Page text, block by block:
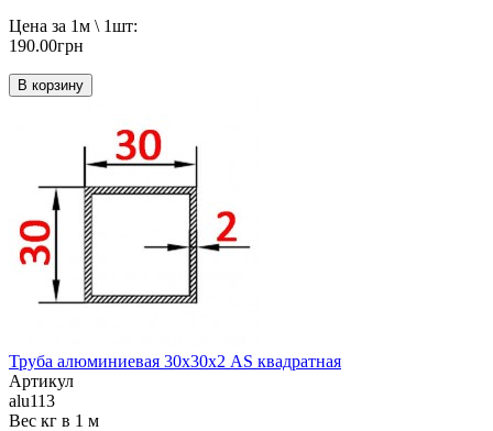
Цена за 1м \ 1шт:
190.00грн
В корзину
Труба алюминиевая 30х30х2 AS квадратная
Артикул
alu113
Вес кг в 1 м